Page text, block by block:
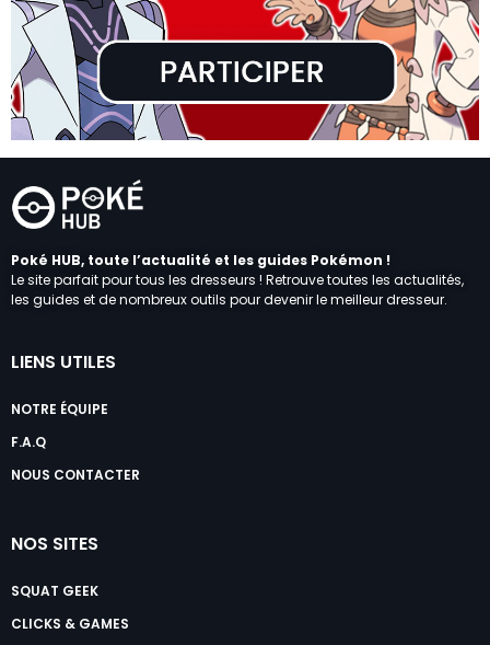
Poké HUB, toute l’actualité et les guides Pokémon !
Le site parfait pour tous les dresseurs ! Retrouve toutes les actualités,
les guides et de nombreux outils pour devenir le meilleur dresseur.
LIENS UTILES
NOTRE ÉQUIPE
F.A.Q
NOUS CONTACTER
NOS SITES
SQUAT GEEK
CLICKS & GAMES